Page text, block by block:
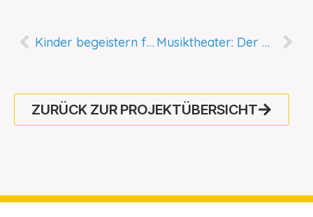
Kinder begeistern fürs Lesen Musiktheater: Der König sind wir
ZURÜCK ZUR PROJEKTÜBERSICHT